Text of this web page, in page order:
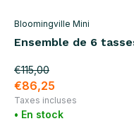
Bloomingville Mini
Ensemble de 6
€115,00
€86,25
Taxes incluses
• En stock